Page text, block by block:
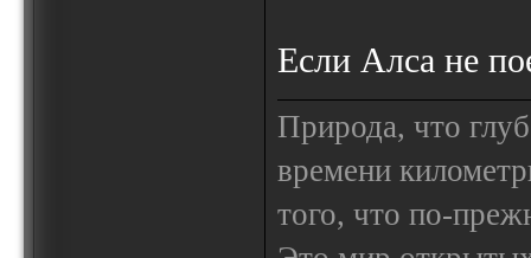
Если Алса не
Природа, что
времени
того, что по-